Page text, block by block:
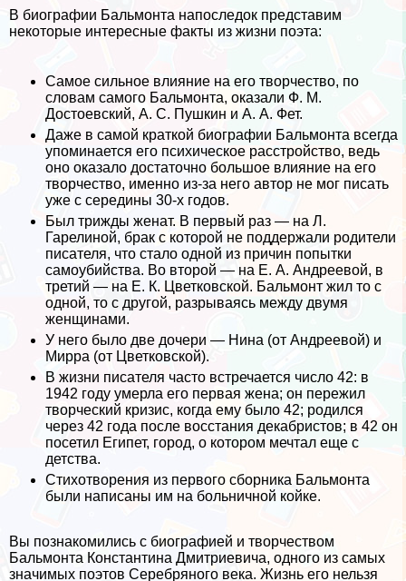
В биографии Бальмонта напоследок представим
некоторые интересные факты из жизни поэта:
Самое сильное влияние на его творчество, по
словам самого Бальмонта, оказали Ф. М.
Достоевский, А. С. Пушкин и А. А. Фет.
Даже в самой краткой биографии Бальмонта всегда
упоминается его психическое расстройство, ведь
оно оказало достаточно большое влияние на его
творчество, именно из-за него автор не мог писать
уже с середины 30-х годов.
Был трижды женат. В первый раз — на Л.
Гарелиной, бpaк с которой не поддержали родители
писателя, что стало одной из причин попытки
самоубийства. Во второй — на Е. А. Андреевой, в
третий — на Е. К. Цветковской. Бальмонт жил то с
одной, то с другой, разрываясь между двумя
женщинами.
У него было две дочери — Нина (от Андреевой) и
Мирра (от Цветковской).
В жизни писателя часто встречается число 42: в
1942 году умерла его первая жена; он пережил
творческий кризис, когда ему было 42; родился
через 42 года после восстания декабристов; в 42 он
посетил Египет, город, о котором мечтал еще с
детства.
Стихотворения из первого сборника Бальмонта
были написаны им на больничной койке.
Вы познакомились с биографией и творчеством
Бальмонта Константина Дмитриевича, одного из самых
значимых поэтов Серебряного века. Жизнь его нельзя